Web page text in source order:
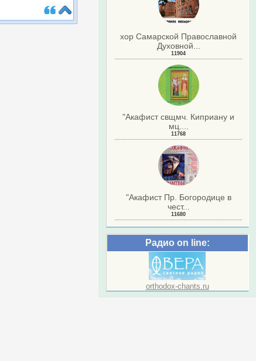
хор Самарской Православной
Духовной...
11904
"Акафист свщмч. Киприану и
мц....
11768
"Акафист Пр. Богородице в
чест...
11680
Радио on line:
orthodox-chants.ru